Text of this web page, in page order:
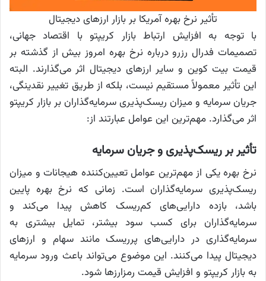
تأثیر نرخ بهره آمریکا بر بازار ارزهای دیجیتال
با توجه به افزایش ارتباط بازار کریپتو با اقتصاد جهانی،
تصمیمات فدرال رزرو درباره نرخ بهره امروز بیش از گذشته بر
قیمت بیت کوین و سایر ارزهای دیجیتال اثر می‌گذارند. البته
این تأثیر معمولاً مستقیم نیست، بلکه از طریق تغییر نقدینگی،
جریان سرمایه و میزان ریسک‌پذیری سرمایه‌گذاران بر بازار کریپتو
اثر می‌گذارد. مهم‌ترین این عوامل عبارتند از:
تأثیر بر ریسک‌پذیری و جریان سرمایه
نرخ بهره یکی از مهم‌ترین عوامل تعیین‌کننده هیجانات و میزان
ریسک‌پذیری سرمایه‌گذاران است. زمانی که نرخ بهره پایین
باشد، بازده دارایی‌های کم‌ریسک کاهش پیدا می‌کند و
سرمایه‌گذاران برای کسب سود بیشتر، تمایل بیشتری به
سرمایه‌گذاری در دارایی‌های پرریسک مانند سهام و ارزهای
دیجیتال پیدا می‌کنند. این موضوع می‌تواند باعث ورود سرمایه
به بازار کریپتو و افزایش قیمت رمزارزها شود.